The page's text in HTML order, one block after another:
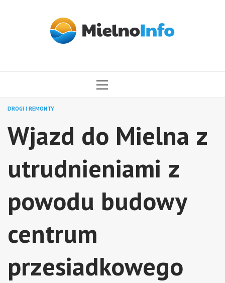
MENU
DROGI I REMONTY
Wjazd do Mielna z
utrudnieniami z
powodu budowy
centrum
przesiadkowego